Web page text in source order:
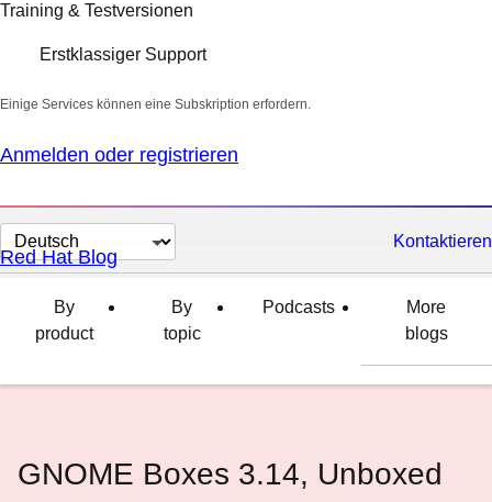
Training & Testversionen
Erstklassiger Support
Einige Services können eine Subskription erfordern.
Anmelden oder registrieren
Sprache
auswählen
Kontaktieren
Red Hat Blog
By
product
By
topic
Podcasts
More
blogs
GNOME Boxes 3.14, Unboxed